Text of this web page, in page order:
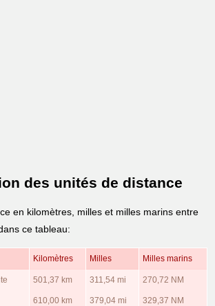
des unités de distance
en kilomètres, milles et milles marins entre
ce tableau:
Kilomètres Milles Milles marins
501,37 km 311,54 mi 270,72 NM
610,00 km 379,04 mi 329,37 NM